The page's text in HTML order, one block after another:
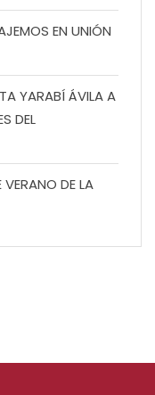
EN UNIÓN
YARABÍ ÁVILA A
DEL
DE LA